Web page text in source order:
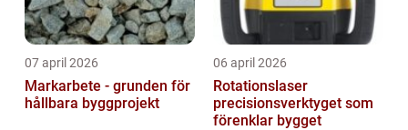
07 april 2026
Markarbete - grunden för
hållbara byggprojekt
06 april 2026
Rotationslaser
precisionsverktyget som
förenklar bygget